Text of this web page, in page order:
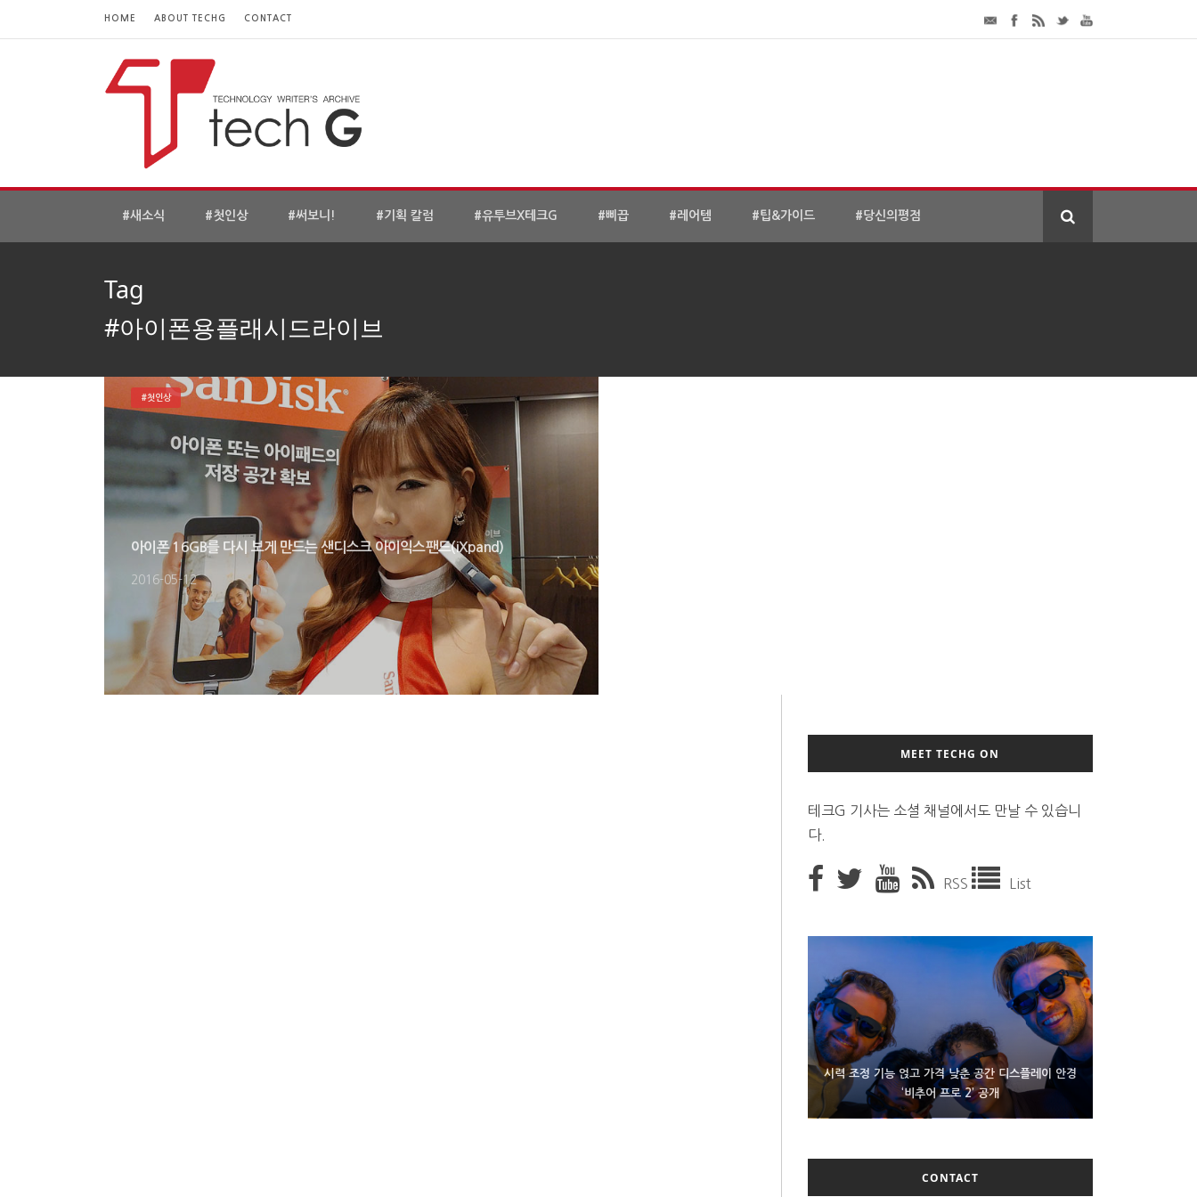
HOME ABOUT TECHG CONTACT
#새소식 #첫인상 #써보니! #기획 칼럼 #유투브X테크G #삐끕 #레어템 #팁&가이드 #당신의평점
Tag
#아이폰용플래시드라이브
아이폰 16GB를 다시 보게 만드는 샌디스크 아이익스팬드(iXpand)
2016-05-12
#첫인상
MEET TECHG ON
테크G 기사는 소셜 채널에서도 만날 수 있습니
다.
RSS List
시력 조정 기능 얹고 가격 낮춘 공간 디스플레이 안경
‘비추어 프로 2’ 공개
D램 부족에 10억달러어치 아이폰18 프로세서 패키징
대기 중
300~400달러 반지형 스피커 준비하는 오픈AI
CONTACT